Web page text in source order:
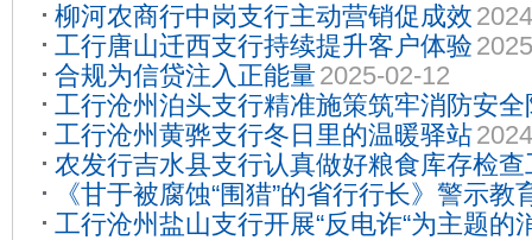
柳河农商行中岗支行主动营销促成效
工行唐山迁西支行持续提升客户体验
合规为信贷注入正能量 2025-02-12
工行沧州泊头支行精准施策筑牢消防安全
工行沧州黄骅支行冬日里的温暖驿站
农发行吉水县支行认真做好粮食库存检查
《甘于被腐蚀“围猎”的省行行长》警示教
工行沧州盐山支行开展“反电诈“为主题的